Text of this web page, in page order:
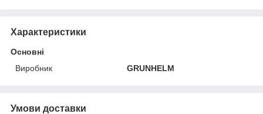
Характеристики
Основні
Виробник
GRUNHELM
Умови доставки